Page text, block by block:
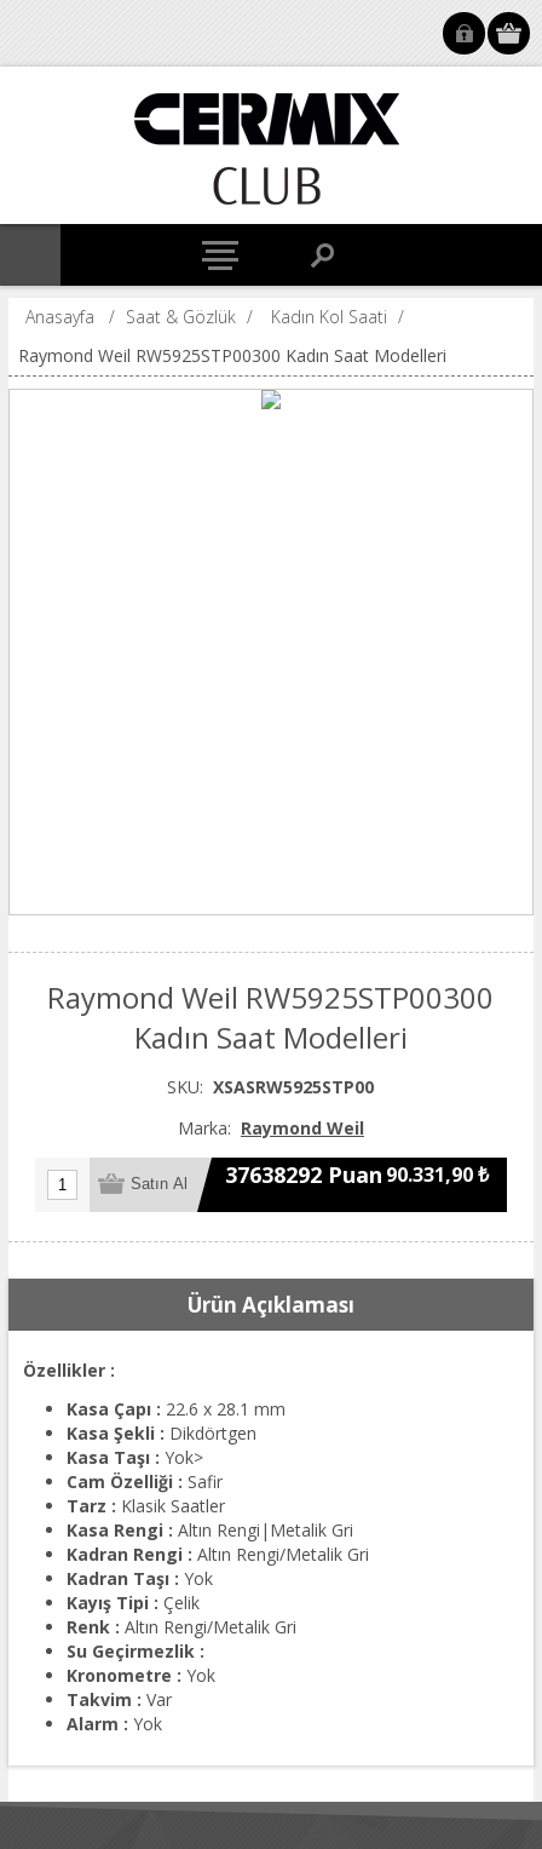
Anasayfa / Saat & Gözlük / Kadın Kol Saati /
Raymond Weil RW5925STP00300 Kadın Saat Modelleri
Raymond Weil RW5925STP00300
Kadın Saat Modelleri
SKU: XSASRW5925STP00
Marka: Raymond Weil
37638292 Puan 90.331,90 ₺
Ürün Açıklaması
Özellikler :
Kasa Çapı : 22.6 x 28.1 mm
Kasa Şekli : Dikdörtgen
Kasa Taşı : Yok>
Cam Özelliği : Safir
Tarz : Klasik Saatler
Kasa Rengi : Altın Rengi|Metalik Gri
Kadran Rengi : Altın Rengi/Metalik Gri
Kadran Taşı : Yok
Kayış Tipi : Çelik
Renk : Altın Rengi/Metalik Gri
Su Geçirmezlik :
Kronometre : Yok
Takvim : Var
Alarm : Yok